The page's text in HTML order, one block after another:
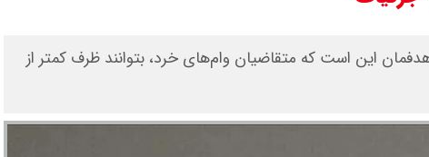
هدفمان این است که متقاضیان وام‌های خرد، بتوانند ظرف کمتر از